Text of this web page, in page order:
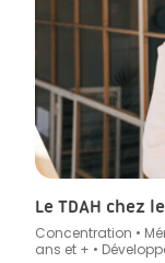
Le TDAH chez
Concentration •
ans et + •